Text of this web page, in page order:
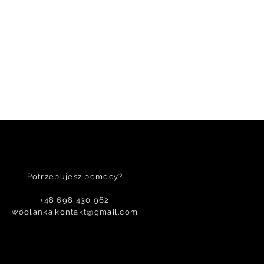
Potrzebujesz pomocy?
+48 698 430 962
woolanka.kontakt@gmail.com